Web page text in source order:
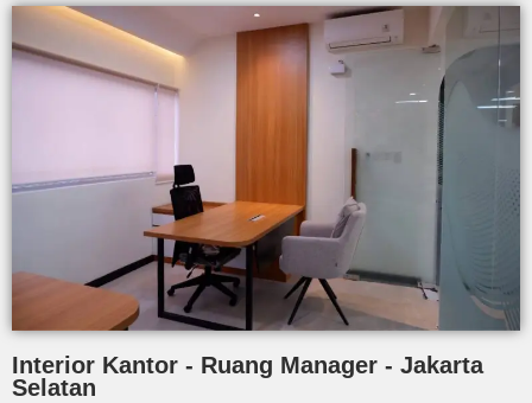
Interior Kantor - Ruang Manager - Jakarta
Selatan